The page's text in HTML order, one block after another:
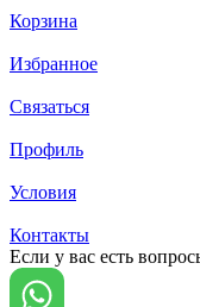
Корзина
Избранное
Связаться
Профиль
Условия
Контакты
Если у вас есть